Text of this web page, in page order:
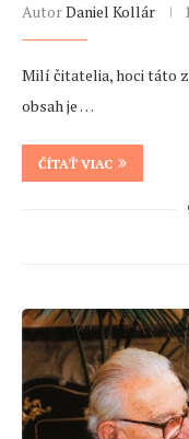
AutorDaniel Kollár
Milí čitatelia, hoci táto
obsah je …
ČÍTAŤ VIAC